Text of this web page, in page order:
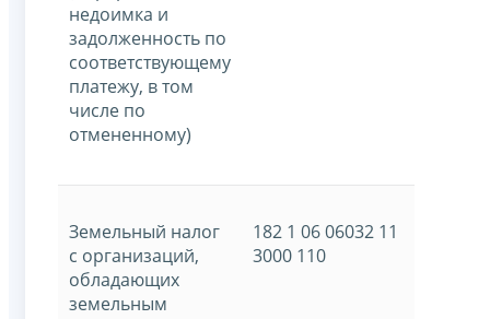
недоимка и
задолженность по
соответствующему
платежу, в том
числе по
отмененному)
Земельный налог
с организаций,
обладающих
земельным
182 1 06 06032 11
3000 110